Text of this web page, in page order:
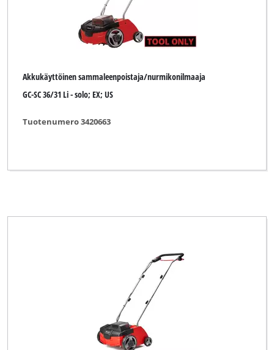
Akkukäyttöinen sammaleenpoistaja/nurmikonilmaaja
GC-SC 36/31 Li - solo; EX; US
Tuotenumero 3420663